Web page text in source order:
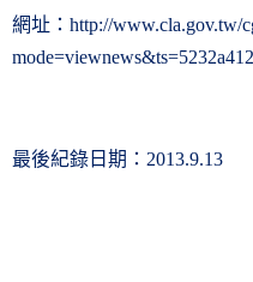
網址： http://www.cla.gov.tw/
最後紀錄日期： 2013.9.13